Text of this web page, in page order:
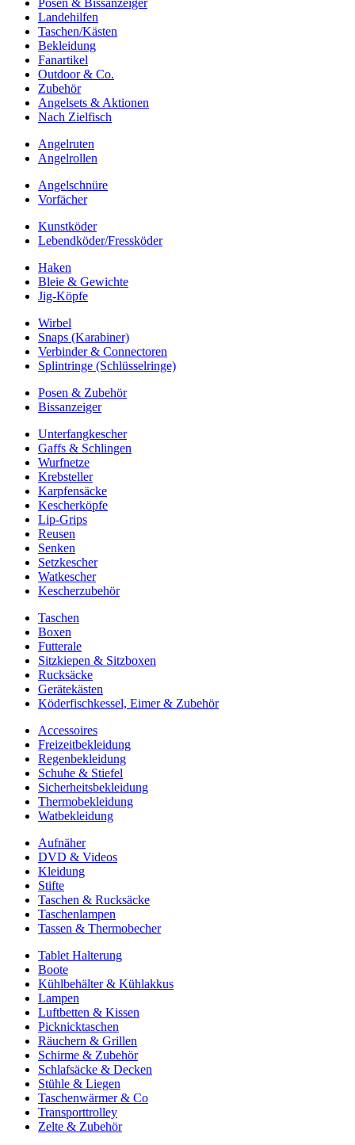
Landehilfen
Taschen/Kästen
Bekleidung
Fanartikel
Outdoor & Co.
Zubehör
Angelsets & Aktionen
Nach Zielfisch
Angelruten
Angelrollen
Angelschnüre
Vorfächer
Kunstköder
Lebendköder/Fressköder
Haken
Bleie & Gewichte
Jig-Köpfe
Wirbel
Snaps (Karabiner)
Verbinder & Connectoren
Splintringe (Schlüsselringe)
Posen & Zubehör
Bissanzeiger
Unterfangkescher
Gaffs & Schlingen
Wurfnetze
Krebsteller
Karpfensäcke
Kescherköpfe
Lip-Grips
Reusen
Senken
Setzkescher
Watkescher
Kescherzubehör
Taschen
Boxen
Futterale
Sitzkiepen & Sitzboxen
Rucksäcke
Gerätekästen
Köderfischkessel, Eimer & Zubehör
Accessoires
Freizeitbekleidung
Regenbekleidung
Schuhe & Stiefel
Sicherheitsbekleidung
Thermobekleidung
Watbekleidung
Aufnäher
DVD & Videos
Kleidung
Stifte
Taschen & Rucksäcke
Taschenlampen
Tassen & Thermobecher
Tablet Halterung
Boote
Kühlbehälter & Kühlakkus
Lampen
Luftbetten & Kissen
Picknicktaschen
Räuchern & Grillen
Schirme & Zubehör
Schlafsäcke & Decken
Stühle & Liegen
Taschenwärmer & Co
Transporttrolley
Zelte & Zubehör